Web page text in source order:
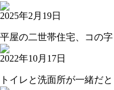
2025年2月19日
平屋の二世帯住宅、コの
2022年10月17日
トイレと洗面所が一緒だ